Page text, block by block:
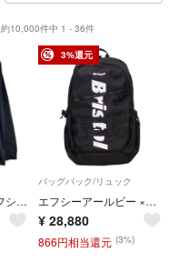
約10,000件中 1 - 36件
F.C.Real Bristol エフシーリアルブリストル FCRB-260082 26SS ブラック PRESS L/S TEE L
3%還元
バッグパック/リュック
エフシーアールビー ×ニューエラ New Era FCRB-232097/TEAM URBAN PACK リュック/バックパック メンズ
¥ 28,880
866円相当還元 (3%)